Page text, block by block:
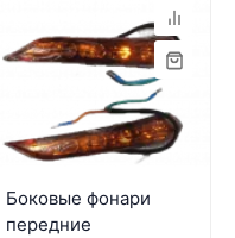
Боковые фонари
передние